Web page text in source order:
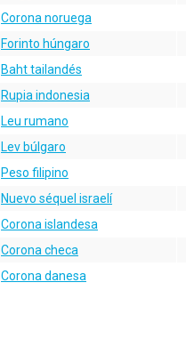
Corona noruega
Forinto húngaro
Baht tailandés
Rupia indonesia
Leu rumano
Lev búlgaro
Peso filipino
Nuevo séquel israelí
Corona islandesa
Corona checa
Corona danesa